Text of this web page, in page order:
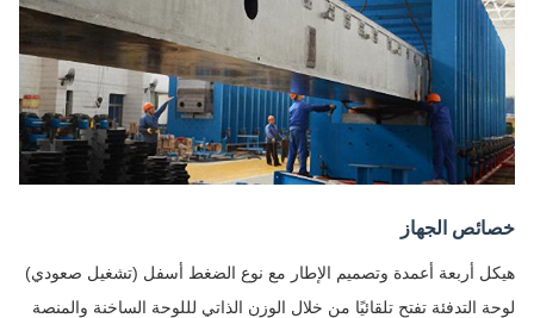
خصائص الجهاز
هيكل أربعة أعمدة وتصميم الإطار مع نوع الضغط أسفل (تشغيل صعودي)
لوحة التدفئة تفتح تلقائيًا من خلال الوزن الذاتي لللوحة الساخنة والمنصة